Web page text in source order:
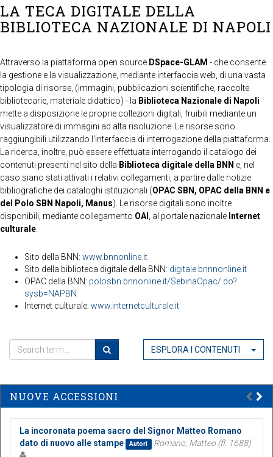
LA TECA DIGITALE DELLA
BIBLIOTECA NAZIONALE DI NAPOLI
Attraverso la piattaforma open source DSpace-GLAM - che consente
la gestione e la visualizzazione, mediante interfaccia web, di una vasta
tipologia di risorse, (immagini, pubblicazioni scientifiche, raccolte
bibliotecarie, materiale didattico) - la Biblioteca Nazionale di Napoli
mette a disposizione le proprie collezioni digitali, fruibili mediante un
visualizzatore di immagini ad alta risoluzione. Le risorse sono
raggiungibili utilizzando l'interfaccia di interrogazione della piattaforma.
La ricerca, inoltre, può essere effettuata interrogando il catalogo dei
contenuti presenti nel sito della Biblioteca digitale della BNN e, nel
caso siano stati attivati i relativi collegamenti, a partire dalle notizie
bibliografiche dei cataloghi istituzionali (OPAC SBN, OPAC della BNN e
del Polo SBN Napoli, Manus). Le risorse digitali sono inoltre
disponibili, mediante collegamento OAI , al portale nazionale Internet
culturale
Sito della BNN: www.bnnonline.it
Sito della biblioteca digitale della BNN: digitale.bnnnonline.it
OPAC della BNN: polosbn.bnnonline.it/SebinaOpac/.do?
sysb=NAPBN
Internet culturale: www.internetculturale.it
ESPLORA I CONTENUTI
NUOVE ACCESSIONI
La incoronata poema sacro del Signor Matteo Romano
dato di nuovo alle stampe
Autori Romano, Matteo (fl. 1688)